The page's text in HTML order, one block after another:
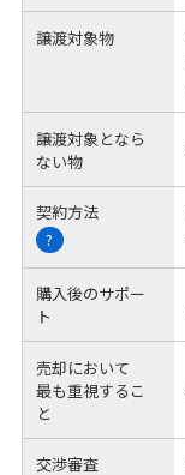
譲渡対象物
譲渡対象となら
ない物
契約方法
?
購入後のサポー
ト
売却において
最も重視するこ
と
交渉審査